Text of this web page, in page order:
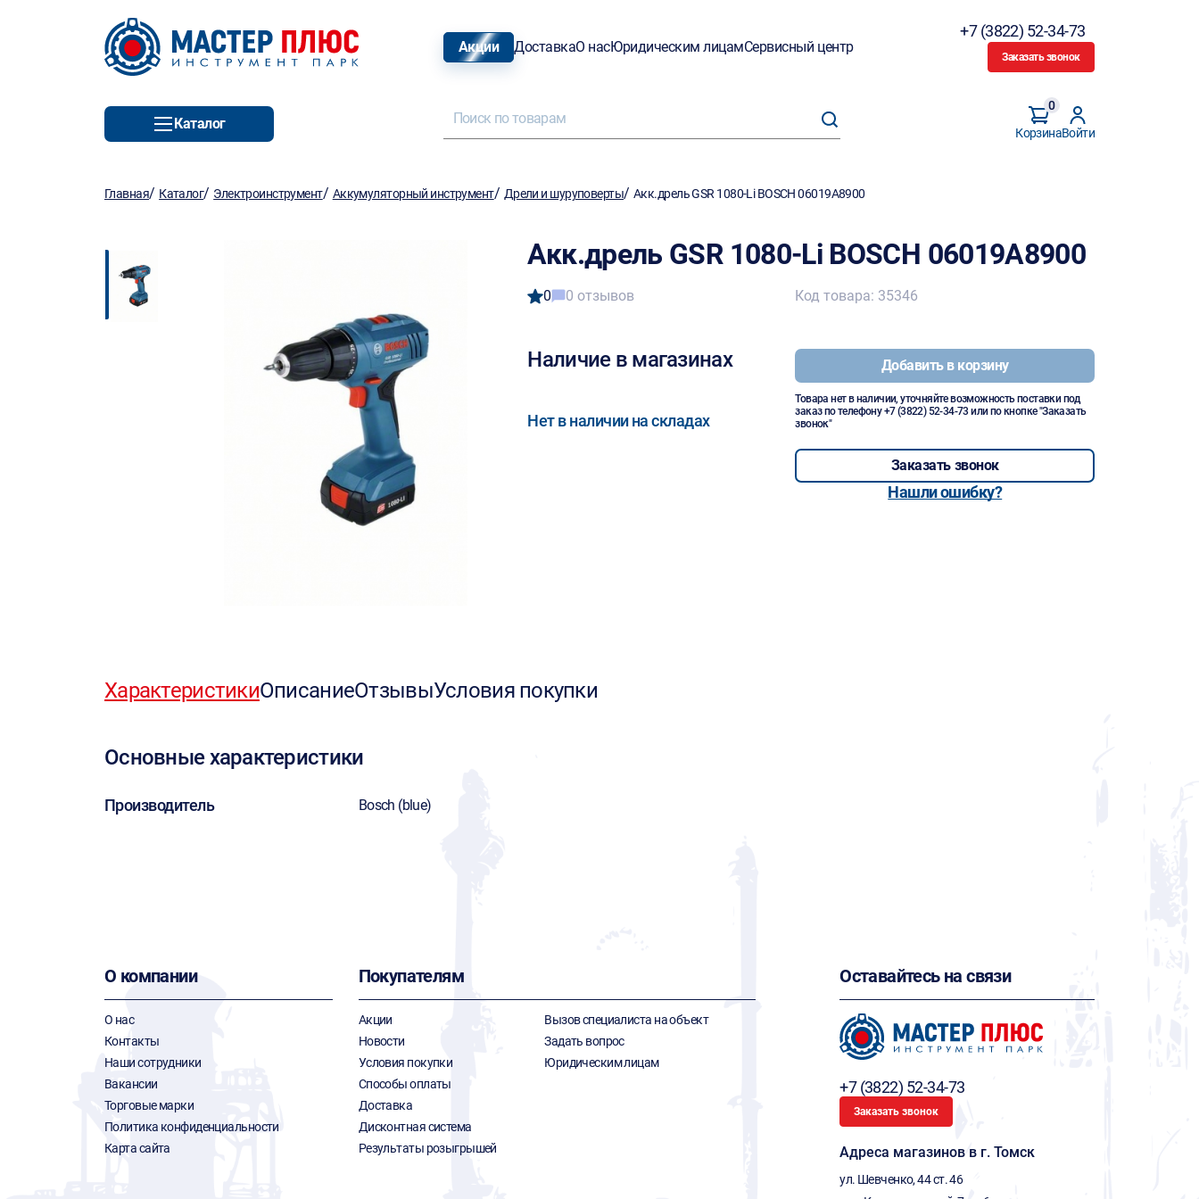
Акции ДоставкаО насЮридическим лицамСервисный центр
+7 (3822) 52-34-73
Заказать звонок
Каталог
Корзина
0
Войти
Главная/ Каталог/ Электроинструмент/ Аккумуляторный инструмент/ Дрели и шуруповерты/Акк.дрель GSR 1080-Li BOSCH 06019A8900
Акк.дрель GSR 1080-Li BOSCH 06019A8900
0 0 отзывов
Наличие в магазинах
Нет в наличии на складах
Код товара: 35346
Добавить в корзину
Товара нет в наличии, уточняйте возможность поставки под
заказ по телефону+7 (3822) 52-34-73 или по кнопке "Заказать
звонок"
Заказать звонок
Нашли ошибку?
ХарактеристикиОписаниеОтзывыУсловия покупки
Основные характеристики
Производитель Bosch (blue)
О компании
О нас
Контакты
Наши сотрудники
Вакансии
Торговые марки
Политика конфиденциальности
Карта сайта
Покупателям
Акции
Новости
Условия покупки
Способы оплаты
Доставка
Дисконтная система
Результаты розыгрышей
Вызов специалиста на объект
Задать вопрос
Юридическим лицам
Оставайтесь на связи
+7 (3822) 52-34-73
Заказать звонок
Адреса магазинов в г. Томск
ул. Шевченко, 44 ст. 46